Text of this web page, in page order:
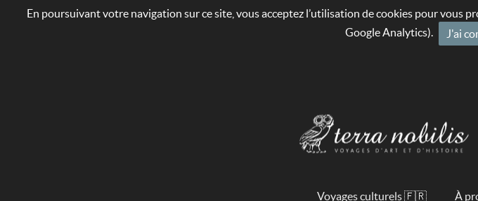
En poursuivant votre navigation sur ce site, vous acceptez l’utilisation de cookies pour vous
Google Analytics).
J'ai
Voyages culturels 🇫🇷 À